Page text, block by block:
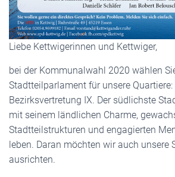
Liebe Kettwigerinnen und Kettwiger,
bei der Kommunalwahl 2020 wählen
Stadtteilparlament für unsere Quartiere:
Bezirksvertretung IX. Der südlichste
mit seinem ländlichen Charme,
Stadtteilstrukturen und engagierten
leben. Daran möchten wir auch unsere
ausrichten.